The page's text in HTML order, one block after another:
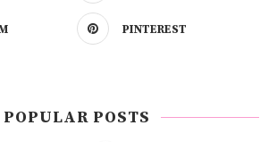
PINTEREST
POPULAR POSTS